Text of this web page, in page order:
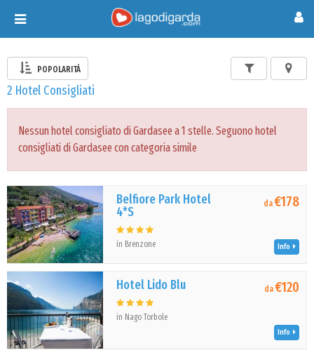
Toggle
navigation
POPOLARITÀ
2 Hotel Consigliati
Nessun hotel consigliato di Gardasee a 1 stelle. Seguono hotel
consigliati di Gardasee con categoria simile
Belfiore Park Hotel
4*S
in Brenzone
da€178
Info
Hotel Lido Blu
in Nago Torbole
da€120
Info